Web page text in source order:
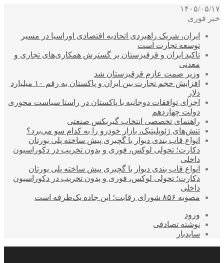
۱۴۰۵/۰۵/۱۷
خبر فوری
ایران، شریک راهبردی اتحادیه اقتصادی اوراسیا در مسیر
توسعه تجارت است
تاکید ایران و قرقیزستان بر گسترش همکاری‌های تجاری و
معدنی
وزیر صمت عازم قرقیزستان شد
افزایش حجم تجارت بین ایران و پاکستان به رقم ۱۰ میلیارد
دلار
اجرای توافقات دوجانبه با پاکستان در راستا سیاست محوری
دولت چهاردهم
راهنمای تخصصی انتخاب گیربکس صنعتی
تنش‌های ژئوپلیتیک، بازار خودرو را به کدام سو می‌برد؟
انواع قاب بندی دیوار با گچبری پیش ساخته پلی یورتان
دکارت؛ تحولی لوکس، فوری و بدون تخریب در دکوراسیون
داخلی
انواع قاب بندی دیوار با گچبری پیش ساخته پلی یورتان
دکارت؛ تحولی لوکس، فوری و بدون تخریب در دکوراسیون
داخلی
مصوبه ۸۵۶ شورای رقابت؛ این جاده یک‌طرفه است
ورود
نوشته تصادفی
سایدبار